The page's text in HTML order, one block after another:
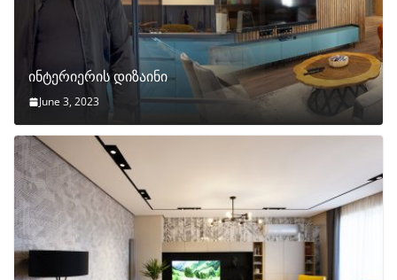
ინტერიერის დიზაინი
June 3, 2023